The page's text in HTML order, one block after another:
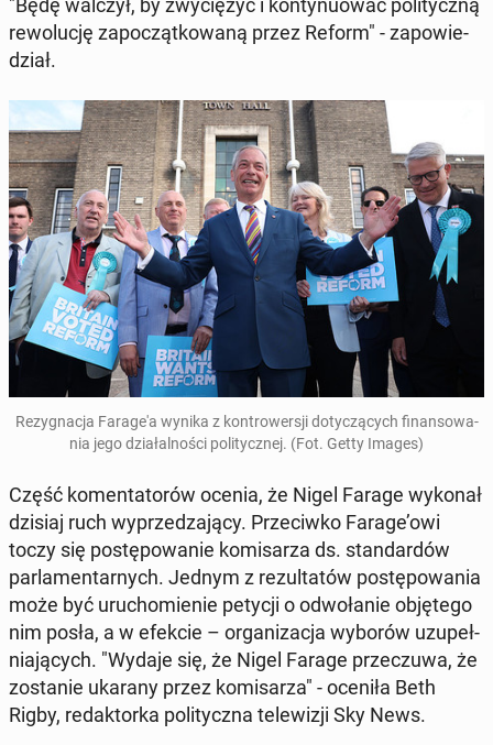
"Będę walczył, by zwy­cię­żyć i kon­ty­nu­ować po­li­tycz­ną
re­wo­lu­cję za­po­cząt­ko­wa­ną przez Reform" - za­po­wie­
dział.
Re­zy­gna­cja Fa­ra­ge­'a wynika z kon­tro­wer­sji do­ty­czą­cych fi­nan­so­wa­
nia jego dzia­łal­no­ści po­li­tycz­nej. (Fot. Getty Images)
Część ko­men­ta­to­rów ocenia, że Nigel Farage wykonał
dzisiaj ruch wy­prze­dza­ją­cy. Prze­ciw­ko Farage’owi
toczy się po­stę­po­wa­nie ko­mi­sa­rza ds. stan­dar­dów
par­la­men­tar­nych. Jednym z re­zul­ta­tów po­stę­po­wa­nia
może być uru­cho­mie­nie petycji o od­wo­ła­nie ob­ję­te­go
nim posła, a w efekcie – or­ga­ni­za­cja wyborów uzu­peł­
nia­ją­cych. "Wydaje się, że Nigel Farage prze­czu­wa, że
zo­sta­nie ukarany przez ko­mi­sa­rza" - oceniła Beth
Rigby, re­dak­tor­ka po­li­tycz­na te­le­wi­zji Sky News.